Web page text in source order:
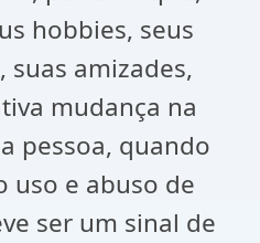
hobbies, seus
amizades,
mudança na
pessoa, quando
uso e abuso de
ser um sinal de